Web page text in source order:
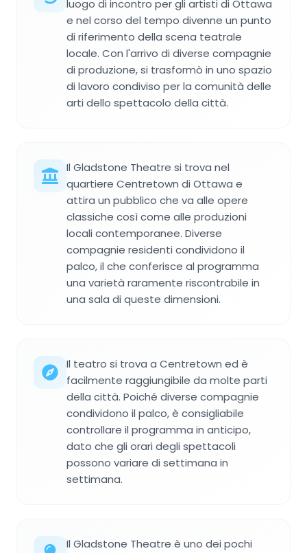
luogo di incontro per gli artisti di Ottawa
e nel corso del tempo divenne un punto
di riferimento della scena teatrale
locale. Con l'arrivo di diverse compagnie
di produzione, si trasformò in uno spazio
di lavoro condiviso per la comunità delle
arti dello spettacolo della città.
Il Gladstone Theatre si trova nel
quartiere Centretown di Ottawa e
attira un pubblico che va alle opere
classiche così come alle produzioni
locali contemporanee. Diverse
compagnie residenti condividono il
palco, il che conferisce al programma
una varietà raramente riscontrabile in
una sala di queste dimensioni.
Il teatro si trova a Centretown ed è
facilmente raggiungibile da molte parti
della città. Poiché diverse compagnie
condividono il palco, è consigliabile
controllare il programma in anticipo,
dato che gli orari degli spettacoli
possono variare di settimana in
settimana.
Il Gladstone Theatre è uno dei pochi